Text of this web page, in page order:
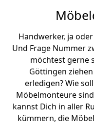
Handwerker, ja
Und Frage Nummer
möchtest gerne
Göttingen
erledigen? Wie
Möbelmonteure
kannst Dich in aller
kümmern, die